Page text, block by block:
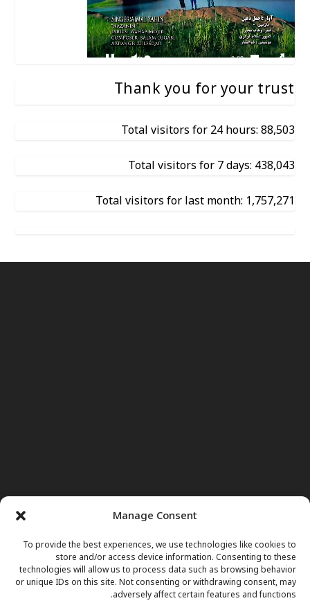
Manage Consent
To provide the best experiences, we use technologies like cookies to
store and/or access device information. Consenting to these
technologies will allow us to process data such as browsing behavior
or unique IDs on this site. Not consenting or withdrawing consent, may
adversely affect certain features and functions.
Thank you for your trust
Total visitors for 24 hours: 88,503
Total visitors for 7 days: 438,043
Total visitors for last month: 1,757,271